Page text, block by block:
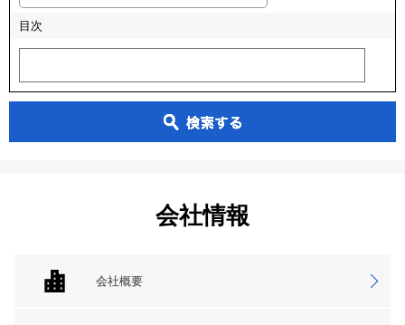
目次
会社情報
会社概要